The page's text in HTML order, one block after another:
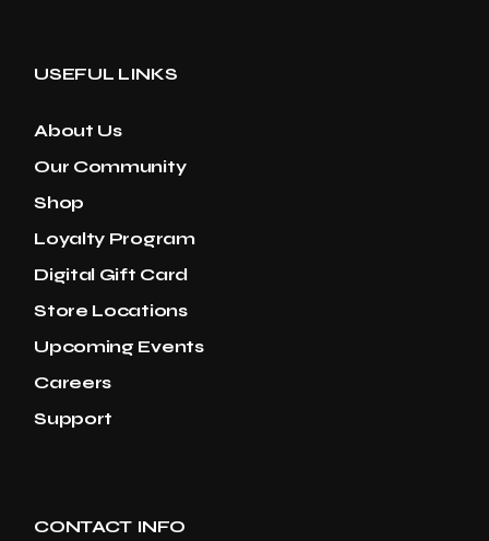
USEFUL LINKS
About Us
Our Community
Shop
Loyalty Program
Digital Gift Card
Store Locations
Upcoming Events
Careers
Support
CONTACT INFO